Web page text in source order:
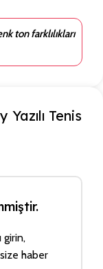
ton farklılıkları
Tenis
girin,
haber